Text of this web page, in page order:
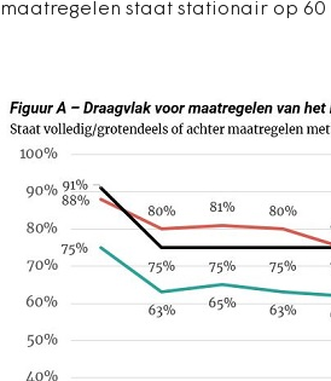
maatregelen staat stationair op 60